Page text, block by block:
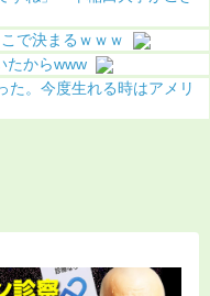
で決まるｗｗｗ
たからwww
た。今度生れる時はアメリ